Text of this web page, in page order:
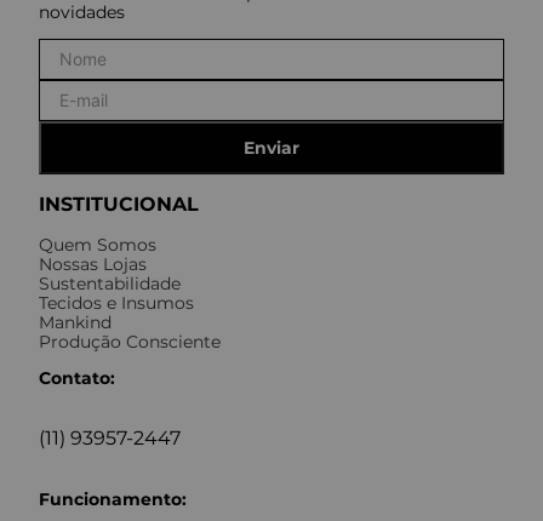
INSTITUCIONAL
Quem Somos
Nossas Lojas
Sustentabilidade
Tecidos e Insumos
Mankind
Produção Consciente
Contato:
(11) 93957-2447
Funcionamento:
novidades
Enviar